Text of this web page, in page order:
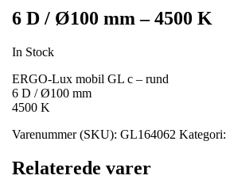
6 D / Ø100 mm – 4500 K
In Stock
ERGO-Lux mobil GL c – rund
6 D / Ø100 mm
4500 K
Varenummer (SKU): GL164062 Kategori:
Relaterede varer